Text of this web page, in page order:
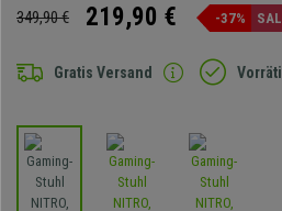
349,90 € 219,90 € -37%
Gratis Versand